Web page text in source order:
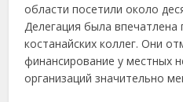
области посетили около
Делегация была
костанайских коллег. Они
финансирование у местных
организаций значительно